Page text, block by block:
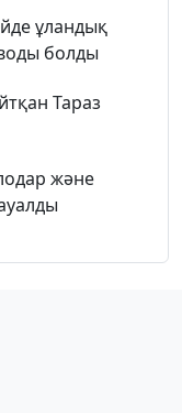
ұландық
болды
Тараз
және